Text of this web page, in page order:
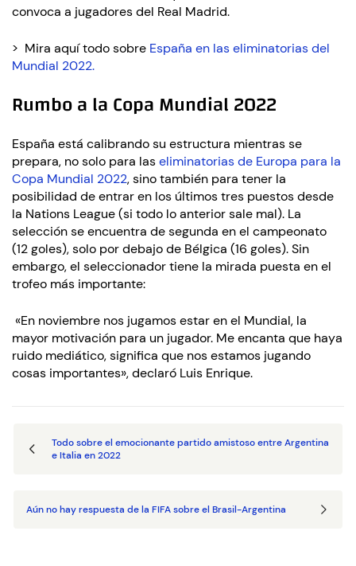
convoca a jugadores del Real Madrid.
> Mira aquí todo sobre España en las eliminatorias del
Mundial 2022.
Rumbo a la Copa Mundial 2022
España está calibrando su estructura mientras se
prepara, no solo para laseliminatorias de Europa para la
Copa Mundial 2022, sino también para tener la
posibilidad de entrar en los últimos tres puestos desde
la Nations League (si todo lo anterior sale mal). La
selección se encuentra de segunda en el campeonato
(12 goles), solo por debajo de Bélgica (16 goles). Sin
embargo, el seleccionador tiene la mirada puesta en el
trofeo más importante:
«En noviembre nos jugamos estar en el Mundial, la
mayor motivación para un jugador. Me encanta que haya
ruido mediático, significa que nos estamos jugando
cosas importantes», declaró Luis Enrique.
Todo sobre el emocionante partido amistoso entre Argentina
e Italia en 2022
Aún no hay respuesta de la FIFA sobre el Brasil-Argentina